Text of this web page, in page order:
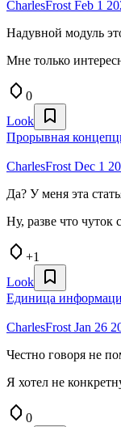
CharlesFrost Feb 1
Надувной модуль
Мне только
0
Look
Прорывная
CharlesFrost Dec 1
Да? У меня эта
Ну, разве что чуток
+1
Look
Единица
CharlesFrost Jan 26
Честно говоря не
Я хотел не
0